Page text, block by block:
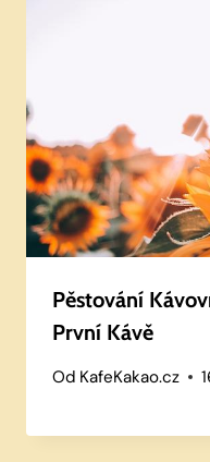
Pěstování
První Kávě
Od KafeKakao.cz